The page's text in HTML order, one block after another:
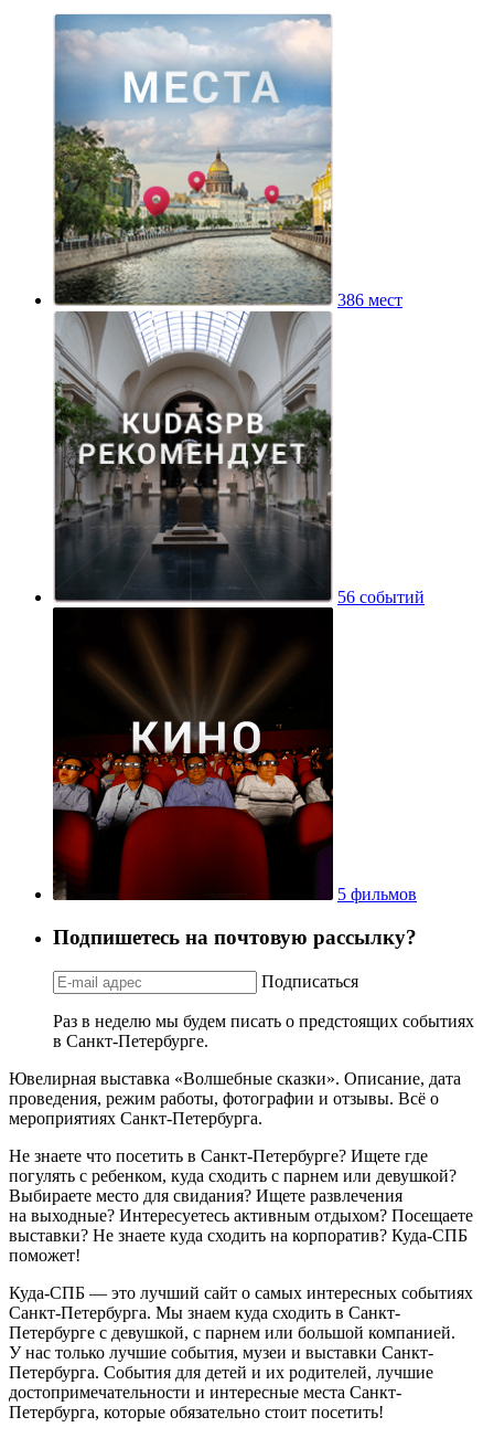
386 мест
56 событий
5 фильмов
Подпишетесь на почтовую рассылку?
Подписаться
Раз в неделю мы будем писать о предстоящих событиях
в Санкт-Петербурге.
Ювелирная выставка «Волшебные сказки». Описание, дата
проведения, режим работы, фотографии и отзывы. Всё о
мероприятиях Санкт-Петербурга.
Не знаете что посетить в Санкт-Петербурге? Ищете где
погулять с ребенком, куда сходить с парнем или девушкой?
Выбираете место для свидания? Ищете развлечения
на выходные? Интересуетесь активным отдыхом? Посещаете
выставки? Не знаете куда сходить на корпоратив? Куда-СПБ
поможет!
Куда-СПБ — это лучший сайт о самых интересных событиях
Санкт-Петербурга. Мы знаем куда сходить в Санкт-
Петербурге с девушкой, с парнем или большой компанией.
У нас только лучшие события, музеи и выставки Санкт-
Петербурга. События для детей и их родителей, лучшие
достопримечательности и интересные места Санкт-
Петербурга, которые обязательно стоит посетить!